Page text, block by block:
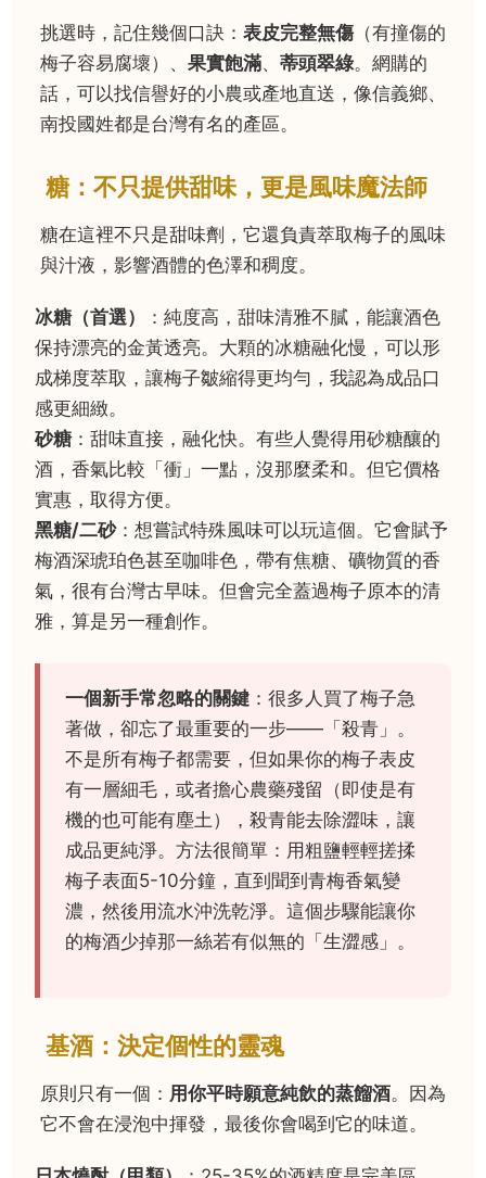
挑選時，記住幾個口訣： 表皮完整無傷 （有撞傷的
梅子容易腐壞）、 果實飽滿、 蒂頭翠綠。網購的
話，可以找信譽好的小農或產地直送，像信義鄉、
南投國姓都是台灣有名的產區。
糖：不只提供甜味，更是風味魔法師
糖在這裡不只是甜味劑，它還負責萃取梅子的風味
與汁液，影響酒體的色澤和稠度。
冰糖（首選）
：純度高，甜味清雅不膩，能讓酒色
保持漂亮的金黃透亮。大顆的冰糖融化慢，可以形
成梯度萃取，讓梅子皺縮得更均勻，我認為成品口
感更細緻。
砂糖：甜味直接，融化快。有些人覺得用砂糖釀的
酒，香氣比較「衝」一點，沒那麼柔和。但它價格
實惠，取得方便。
黑糖/二砂：想嘗試特殊風味可以玩這個。它會賦予
梅酒深琥珀色甚至咖啡色，帶有焦糖、礦物質的香
氣，很有台灣古早味。但會完全蓋過梅子原本的清
雅，算是另一種創作。
一個新手常忽略的關鍵 ：很多人買了梅子急
著做，卻忘了最重要的一步——「殺青」。
不是所有梅子都需要，但如果你的梅子表皮
有一層細毛，或者擔心農藥殘留（即使是有
機的也可能有塵土），殺青能去除澀味，讓
成品更純淨。方法很簡單：用粗鹽輕輕搓揉
梅子表面5-10分鐘，直到聞到青梅香氣變
濃，然後用流水沖洗乾淨。這個步驟能讓你
的梅酒少掉那一絲若有似無的「生澀感」。
基酒：決定個性的靈魂
原則只有一個： 用你平時願意純飲的蒸餾酒。因為
它不會在浸泡中揮發，最後你會喝到它的味道。